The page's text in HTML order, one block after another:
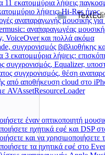
11 εκατομμύρια λήψεις
λήψεις: Hi-Res ήχος
αναπαραγωγής μουσικής
αναπαραγωγέας
VoiceOver και πολλά ακόμα
συγχρονισμός βιβλιοθήκης
3 εκατομμύρια λήψεις:
συγχρονισμός, Equalizer,
συγχρονισμός, θέση
από αποθήκευση cloud στο
AVAssetResourceLoader
έναν οπτικοποιητή
ηχητικά εφέ και DSP
και να
τα ηχητικά εφέ στο